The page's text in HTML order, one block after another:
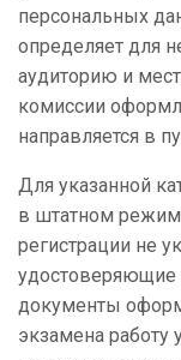
персональных
определяет для
аудиторию и
комиссии
направляется в
Для указанной
в штатном
регистрации не
удостоверяющие
документы
экзамена работу